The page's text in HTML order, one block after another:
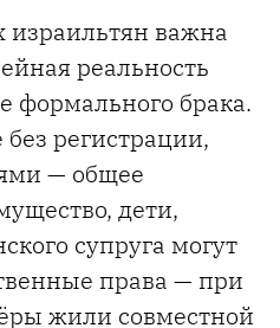
израильтян важна
реальность
формального брака.
регистрации,
— общее
дети,
супруга могут
права — при
жили совместной